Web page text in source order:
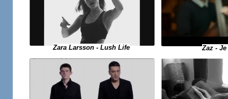
Zara Larsson - Lush Life Zaz -